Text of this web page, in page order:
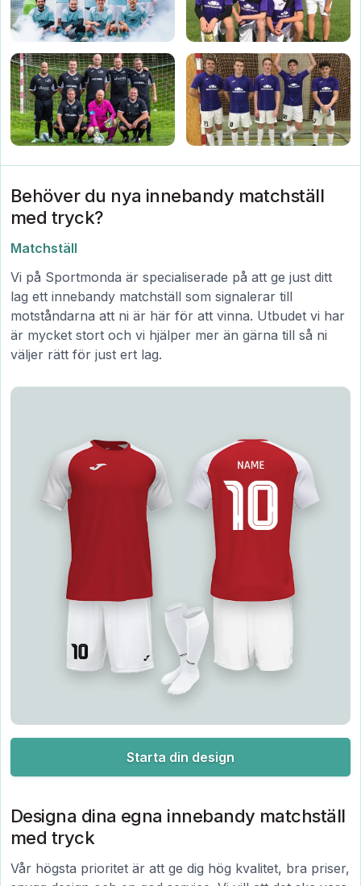
Behöver du nya innebandy matchställ
med tryck?
Matchställ
Vi på Sportmonda är specialiserade på att ge just ditt
lag ett innebandy matchställ som signalerar till
motståndarna att ni är här för att vinna. Utbudet vi har
är mycket stort och vi hjälper mer än gärna till så ni
väljer rätt för just ert lag.
Starta din design
Designa dina egna innebandy matchställ
med tryck
Vår högsta prioritet är att ge dig hög kvalitet, bra priser,